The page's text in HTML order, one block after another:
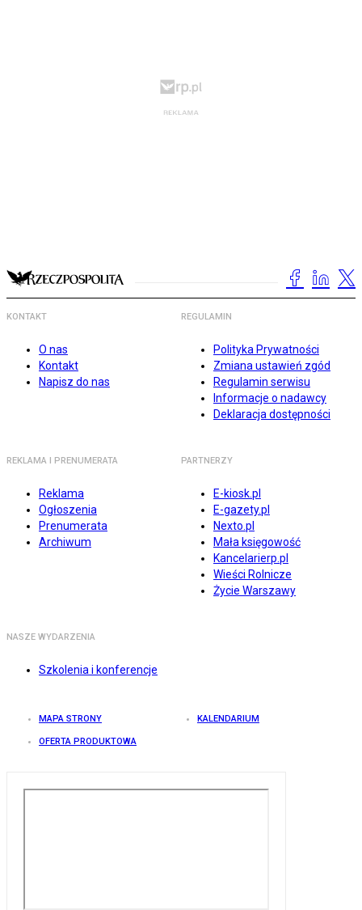
KONTAKT
O nas
Kontakt
Napisz do nas
REGULAMIN
Polityka Prywatności
Zmiana ustawień zgód
Regulamin serwisu
Informacje o nadawcy
Deklaracja dostępności
REKLAMA I PRENUMERATA
Reklama
Ogłoszenia
Prenumerata
Archiwum
PARTNERZY
E-kiosk.pl
E-gazety.pl
Nexto.pl
Mała księgowość
Kancelarierp.pl
Wieści Rolnicze
Życie Warszawy
NASZE WYDARZENIA
Szkolenia i konferencje
MAPA STRONY KALENDARIUM
OFERTA PRODUKTOWA